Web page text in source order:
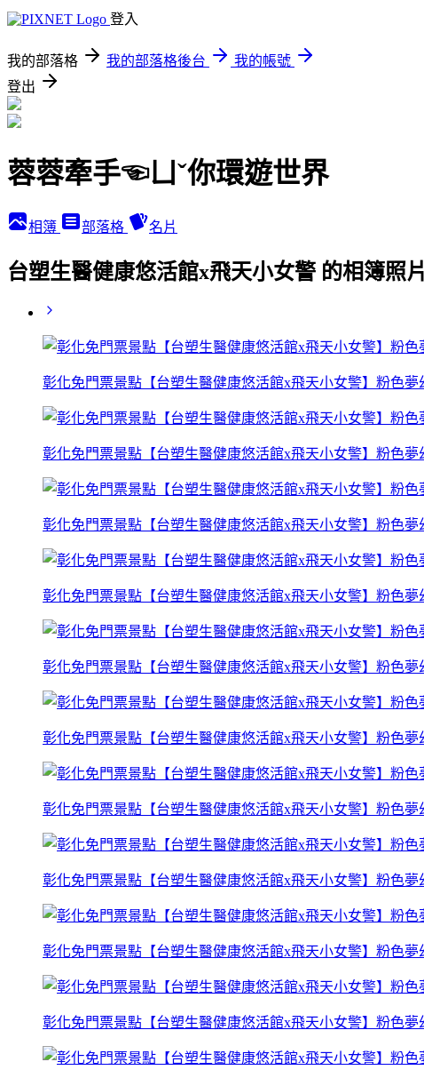
登入
我的部落格 我的部落格後台
我的帳號
登出
蓉蓉牽手☜ㄩˇ你環遊世界
相簿 部落格 名片
台塑生醫健康悠活館x飛天小女警 的相簿照片
彰化免門票景點【台塑生醫健康悠活館x飛天小女警】粉色
彰化免門票景點【台塑生醫健康悠活館x飛天小女警】粉色
彰化免門票景點【台塑生醫健康悠活館x飛天小女警】粉色
彰化免門票景點【台塑生醫健康悠活館x飛天小女警】粉色
彰化免門票景點【台塑生醫健康悠活館x飛天小女警】粉色
彰化免門票景點【台塑生醫健康悠活館x飛天小女警】粉色
彰化免門票景點【台塑生醫健康悠活館x飛天小女警】粉色
彰化免門票景點【台塑生醫健康悠活館x飛天小女警】粉色
彰化免門票景點【台塑生醫健康悠活館x飛天小女警】粉色
彰化免門票景點【台塑生醫健康悠活館x飛天小女警】粉色